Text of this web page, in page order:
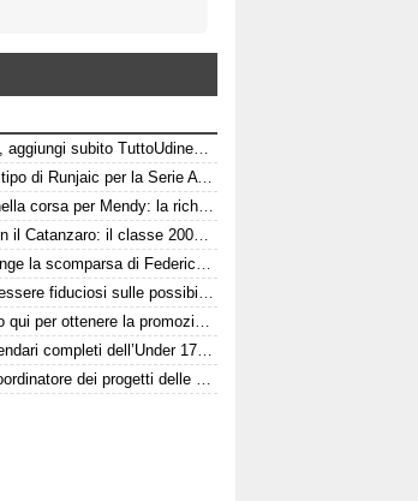
Google "Fonti preferite", aggiungi subito TuttoUdinese e personalizza le tue notizie
Udinese, la formazione tipo di Runjaic per la Serie A 2026/2027
L'Udinese si inserisce nella corsa per Mendy: la richiesta del Nizza per il difensore
Pafundi subito in gol con il Catanzaro: il classe 2006 segna nell'amichevole contro il Giugliano
Il mondo del basket piange la scomparsa di Federico Franceschin: il cordoglio della Pallacanestro Trieste
Felipe: "I tifosi devono essere fiduciosi sulle possibilità dell'Udinese, Runjaic ha la squadra in mano"
Watford, Zemura: "Sono qui per ottenere la promozione in Premier League"
Giovanili Udinese: i calendari completi dell’Under 17, 16 e 15
Italia, Zola è il nuovo coordinatore dei progetti delle attività giovanili